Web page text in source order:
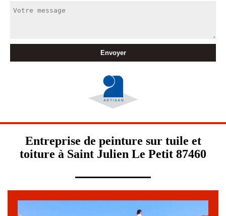
Entreprise de peinture sur tuile et
toiture à Saint Julien Le Petit 87460